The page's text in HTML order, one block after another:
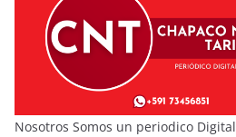
Nosotros Somos un periodico